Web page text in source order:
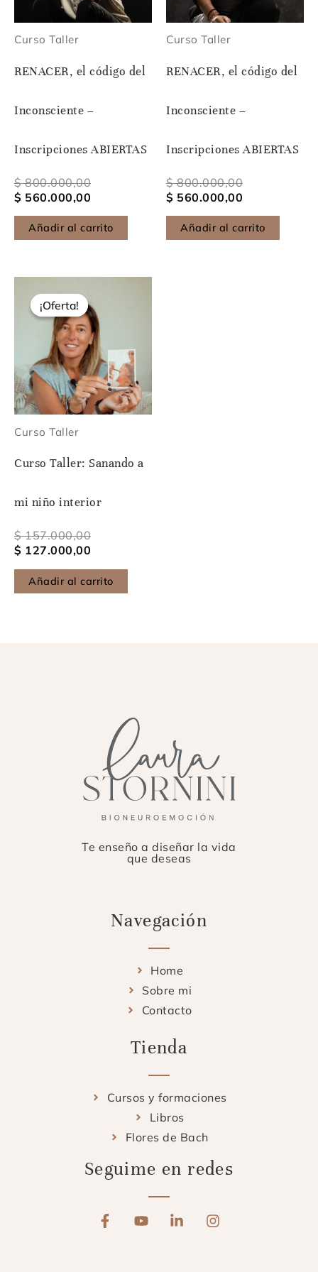
Curso Taller
RENACER, el código del
Inconsciente –
Inscripciones ABIERTAS
$800.000,00
$ 560.000,00
Añadir al carrito
Curso Taller
RENACER, el código del
Inconsciente –
Inscripciones ABIERTAS
$800.000,00
$ 560.000,00
Añadir al carrito
¡Oferta!
¡Oferta!
Curso Taller
Curso Taller: Sanando a
mi niño interior
$157.000,00
original
era:
$ 157.000,00.
$ 127.000,00
actual
es:
$ 127.000,00.
Añadir al carrito
Te enseño a diseñar la vida
que deseas
Navegación
Home
Sobre mi
Contacto
Tienda
Cursos y formaciones
Libros
Flores de Bach
Seguime en redes
F
a
Y
L
I
n